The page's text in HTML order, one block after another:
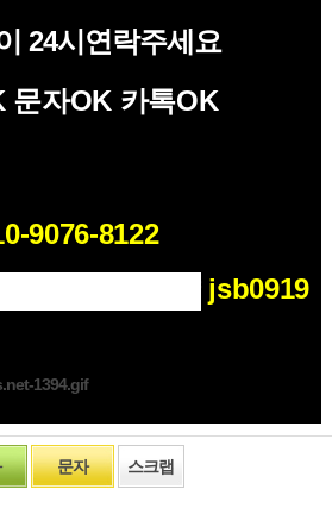
24시연락주세요
문자OK 카톡OK
9076-8122
jsb0919
문자 스크랩